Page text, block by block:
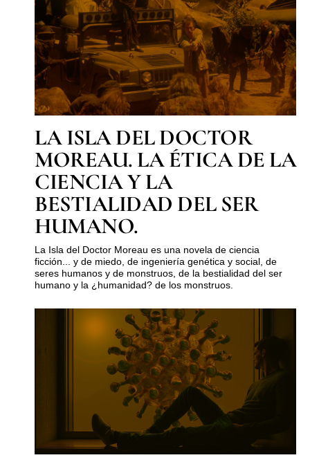
LA ISLA DEL DOCTOR
MOREAU. LA ÉTICA DE LA
CIENCIA Y LA
BESTIALIDAD DEL SER
HUMANO.
La Isla del Doctor Moreau es una novela de ciencia
ficción... y de miedo, de ingeniería genética y social, de
seres humanos y de monstruos, de la bestialidad del ser
humano y la ¿humanidad? de los monstruos.